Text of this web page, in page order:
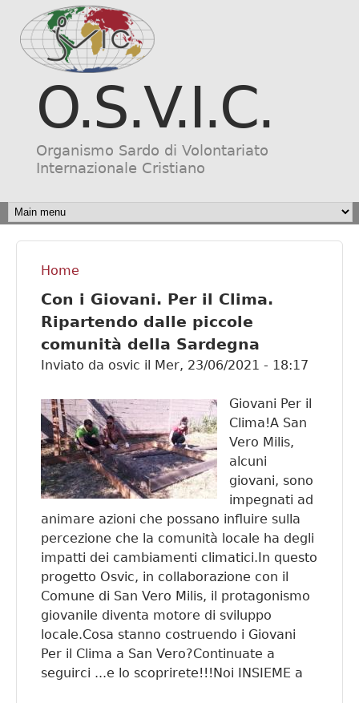
Salta al contenuto
principale
O.S.V.I.C.
Organismo Sardo di Volontariato
Internazionale Cristiano
MAIN MENU
Tu sei qui
Home
Con i Giovani. Per il Clima.
Ripartendo dalle piccole
comunità della Sardegna
Inviato da osvic il Mer, 23/06/2021 - 18:17
Giovani Per il
Clima!A San
Vero Milis,
alcuni
giovani, sono
impegnati ad
animare azioni che possano influire sulla
percezione che la comunità locale ha degli
impatti dei cambiamenti climatici.In questo
progetto Osvic, in collaborazione con il
Comune di San Vero Milis, il protagonismo
giovanile diventa motore di sviluppo
locale.Cosa stanno costruendo i Giovani
Per il Clima a San Vero?Continuate a
seguirci ...e lo scoprirete!!!Noi INSIEME a